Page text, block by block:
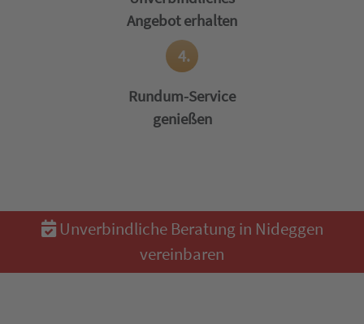
Angebot erhalten
4.
Rundum-Service
genießen
Unverbindliche Beratung in Nideggen
vereinbaren